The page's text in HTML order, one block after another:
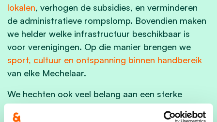
lokalen, verhogen de subsidies, en verminderen
de administratieve rompslomp. Bovendien maken
we helder welke infrastructuur beschikbaar is
voor verenigingen. Op die manier brengen we
sport, cultuur en ontspanning binnen handbereik
van elke Mechelaar.
We hechten ook veel belang aan een sterke
jeugdwerking, want onze jongeren zijn de
toekomst van de stad. We ondersteunen